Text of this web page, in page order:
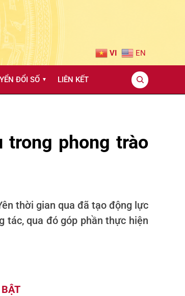
VI EN
ĐỔI SỐ ▼ LIÊN KẾT
trong phong trào
thời gian qua đã tạo động lực
tác, qua đó góp phần thực hiện